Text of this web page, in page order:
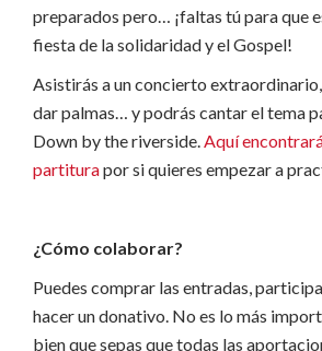
preparados pero… ¡faltas tú para que
fiesta de la solidaridad y el Gospel!
Asistirás a un concierto
dar palmas… y podrás cantar el tema
Down by the riverside.Aquí
partiturapor si quieres empezar a
¿Cómo colaborar?
Puedes comprar las entradas,
hacer un donativo. No es lo más
bien que sepas que todas las